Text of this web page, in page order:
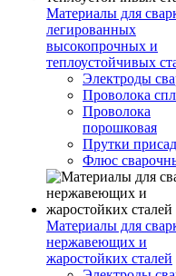
Материалы для
легированных
высокопрочных и
теплоустойчивых
Электроды
Проволока
Проволока
порошковая
Прутки
Флюс
Материалы для
нержавеющих и
жаростойких сталей